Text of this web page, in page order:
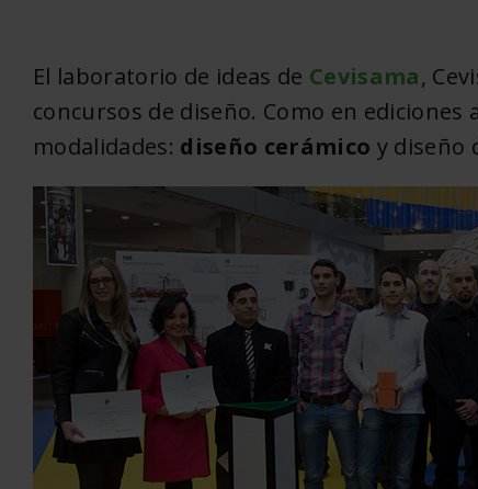
El laboratorio de ideas de Cevisama,
concursos de diseño. Como en
modalidades: diseño cerámico y diseño